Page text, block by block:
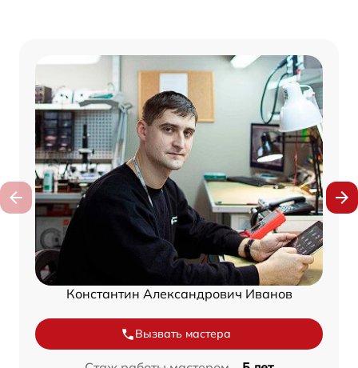
Константин Александрович Иванов
Вызвать мастера